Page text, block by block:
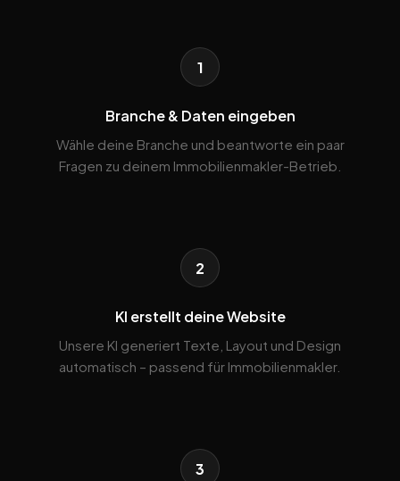
1
Branche & Daten eingeben
Wähle deine Branche und beantworte ein paar
Fragen zu deinem Immobilienmakler-Betrieb.
2
KI erstellt deine Website
Unsere KI generiert Texte, Layout und Design
automatisch – passend für Immobilienmakler.
3